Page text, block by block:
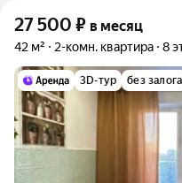
27 500 ₽ в месяц
42 м² 2-комн. квартира 8
3D-тур без залога